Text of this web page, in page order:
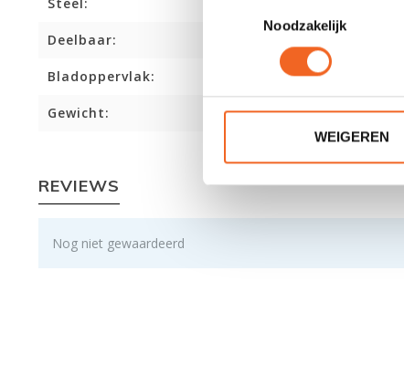
Noodzakelijk
WEIGEREN
Deelbaar:
Bladoppervlak:
Gewicht:
REVIEWS
Nog niet gewaardeerd